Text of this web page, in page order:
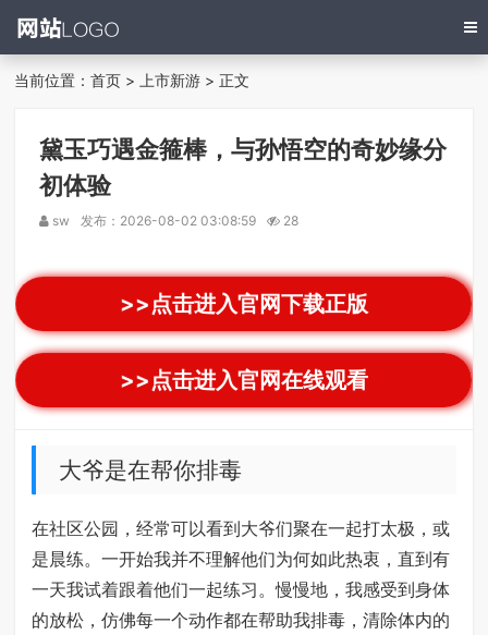
当前位置：首页 >上市新游 > 正文
黛玉巧遇金箍棒，与孙悟空的奇妙缘分
初体验
sw 发布：2026-08-02 03:08:59 28
>>点击进入官网下载正版
>>点击进入官网在线观看
大爷是在帮你排毒
在社区公园，经常可以看到大爷们聚在一起打太极，或
是晨练。一开始我并不理解他们为何如此热衷，直到有
一天我试着跟着他们一起练习。慢慢地，我感受到身体
的放松，仿佛每一个动作都在帮助我排毒，清除体内的